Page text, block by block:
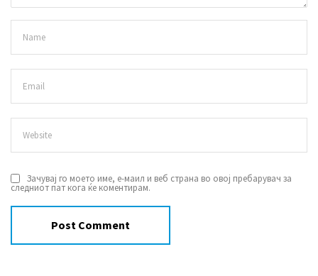
Зачувај го моето име, е-маил и веб страна во овој пребарувач за
следниот пат кога ќе коментирам.